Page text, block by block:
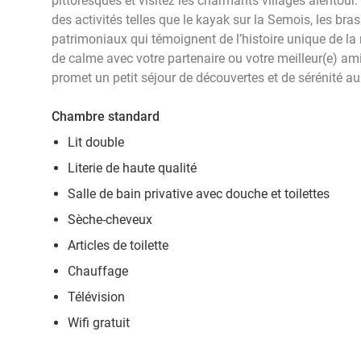
des activités telles que le kayak sur la Semois, les
patrimoniaux qui témoignent de l’histoire unique de
de calme avec votre partenaire ou votre meilleur(e)
promet un petit séjour de découvertes et de sérénité
Chambre standard
Lit double
Literie de haute qualité
Salle de bain privative avec douche et toilettes
Sèche-cheveux
Articles de toilette
Chauffage
Télévision
Wifi gratuit